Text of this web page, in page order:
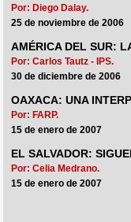
Por: Diego Dalay.
25 de noviembre de 2006
AMÉRICA DEL SUR:
Por: Carlos Tautz - IPS.
30 de diciembre de 2006
OAXACA: UNA
Por: FARP.
15 de enero de 2007
EL SALVADOR:
Por: Celia Medrano.
15 de enero de 2007